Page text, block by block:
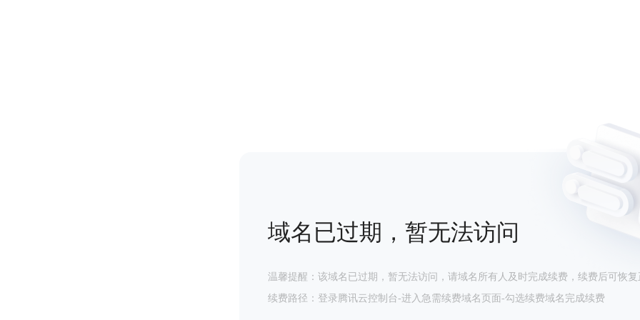
域名已过期，暂无法访问
温馨提醒：该域名已过期，暂无法访问，请域名所有人及时完成续费，续费后可恢复
续费路径：登录腾讯云控制台-进入急需续费域名页面-勾选续费域名完成续费